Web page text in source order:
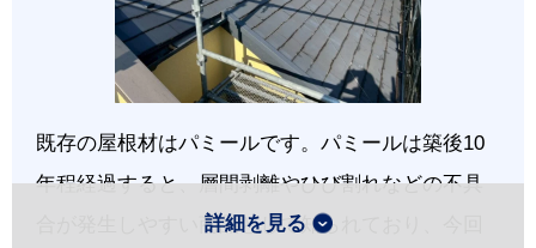
既存の屋根材はパミールです。パミールは築後10
年程経過すると、層間剥離やひび割れなどの不具
合が発生しやすい商品として知られており、今回
詳細を見る